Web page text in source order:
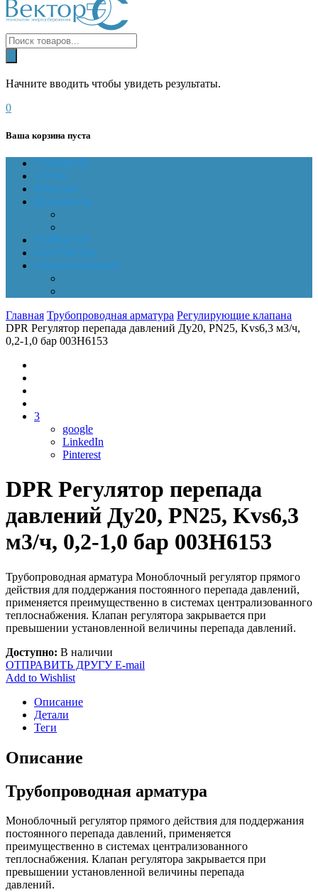
Начните вводить чтобы увидеть результаты.
0
Ваша корзина пуста
ГЛАВНАЯ
О НАС
Магазин
Документы
НОВОСТИ
КОНТАКТЫ
Личный кабинет
Главная Трубопроводная арматура Регулирующие клапана
DPR Регулятор перепада давлений Ду20, PN25, Kvs6,3 м3/ч,
0,2-1,0 бар 003H6153
3
google
LinkedIn
Pinterest
DPR Регулятор перепада
давлений Ду20, PN25, Kvs6,3
м3/ч, 0,2-1,0 бар 003H6153
Трубопроводная арматура Моноблочный регулятор прямого
действия для поддержания постоянного перепада давлений,
применяется преимущественно в системах централизованного
теплоснабжения. Клапан регулятора закрывается при
превышении установленной величины перепада давлений.
Доступно: В наличии
ОТПРАВИТЬ ДРУГУ E-mail
Add to Wishlist
Описание
Детали
Теги
Описание
Трубопроводная арматура
Моноблочный регулятор прямого действия для поддержания
постоянного перепада давлений, применяется
преимущественно в системах централизованного
теплоснабжения. Клапан регулятора закрывается при
превышении установленной величины перепада
давлений.